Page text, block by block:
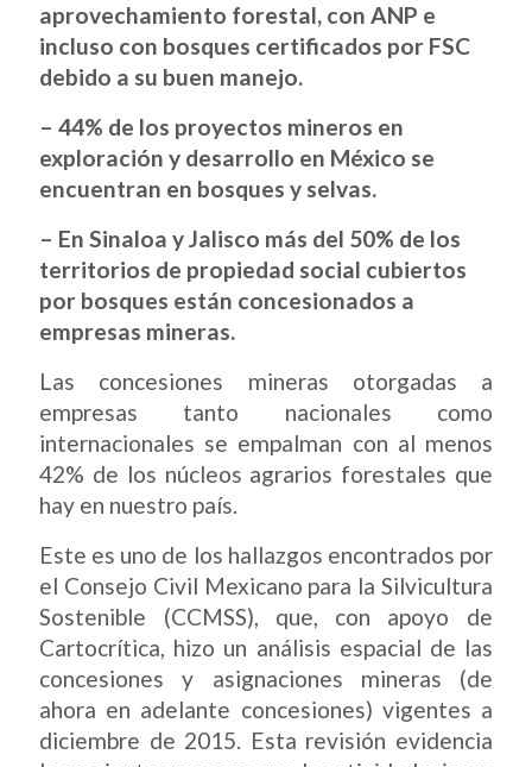
aprovechamiento forestal, con ANP e
incluso con bosques certificados por FSC
debido a su buen manejo.
– 44% de los proyectos mineros en
exploración y desarrollo en México se
encuentran en bosques y selvas.
– En Sinaloa y Jalisco más del 50% de los
territorios de propiedad social cubiertos
por bosques están concesionados a
empresas mineras.
Las concesiones mineras otorgadas a
empresas tanto nacionales como
internacionales se empalman con al menos
42% de los núcleos agrarios forestales que
hay en nuestro país.
Este es uno de los hallazgos encontrados por
el Consejo Civil Mexicano para la Silvicultura
Sostenible (CCMSS), que, con apoyo de
Cartocrítica, hizo un análisis espacial de las
concesiones y asignaciones mineras (de
ahora en adelante concesiones) vigentes a
diciembre de 2015. Esta revisión evidencia